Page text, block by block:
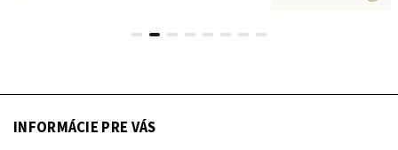
INFORMÁCIE PRE VÁS